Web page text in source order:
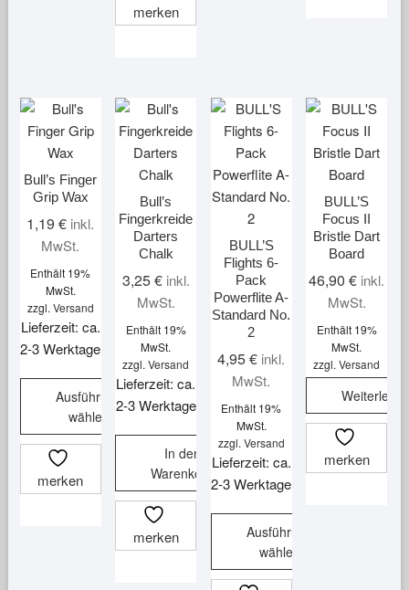
merken
können
auf
der
gewählt
werden
Bull’s Finger
Grip Wax
1,19€ inkl.
MwSt.
Enthält 19%
MwSt.
zzgl. Versand
Lieferzeit: ca.
2-3 Werktage
Ausführung
wählen
Dieses
Produkt
weist
merken
Bull’s
Fingerkreide
Darters
Chalk
3,25€ inkl.
MwSt.
Enthält 19%
MwSt.
zzgl.Versand
Lieferzeit: ca.
2-3 Werktage
In den
Warenkorb
merken
BULL’S
Flights 6-
Pack
Powerflite A-
Standard No.
2
4,95€ inkl.
MwSt.
Enthält 19%
MwSt.
zzgl. Versand
Lieferzeit: ca.
2-3 Werktage
Ausführung
wählen
Dieses
BULL’S
Focus II
Bristle Dart
Board
46,90€ inkl.
MwSt.
Enthält 19%
MwSt.
zzgl.Versand
merken